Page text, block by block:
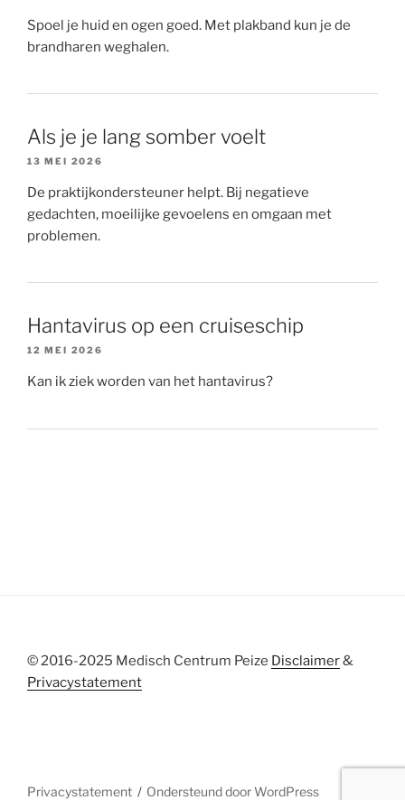
Spoel je huid en ogen goed. Met plakband kun je de
brandharen weghalen.
Als je je lang somber voelt
13 MEI 2026
De praktijkondersteuner helpt. Bij negatieve
gedachten, moeilijke gevoelens en omgaan met
problemen.
Hantavirus op een cruiseschip
12 MEI 2026
Kan ik ziek worden van het hantavirus?
© 2016-2025 Medisch Centrum Peize Disclaimer&
Privacystatement
Privacystatement Ondersteund door WordPress